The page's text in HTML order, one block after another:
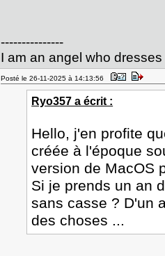
---------------
I am an angel who dresses
Posté le 26-11-2025 à 14:13:56
Ryo357 a écrit :
Hello, j'en profite
créée à l'époque
version de MacOS
Si je prends un an
sans casse ? D'un
des choses ...